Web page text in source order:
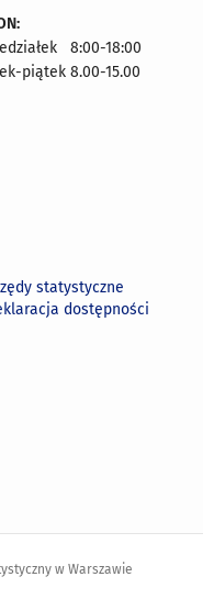
8:00-18:00
piątek 8.00-15.00
statystyczne
dostępności
w Warszawie